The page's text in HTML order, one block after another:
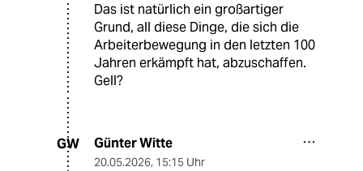
Das ist natürlich ein großartiger
Grund, all diese Dinge, die sich die
Arbeiterbewegung in den letzten 100
Jahren erkämpft hat, abzuschaffen.
Gell?
GW Günter Witte
20.05.2026, 15:15 Uhr